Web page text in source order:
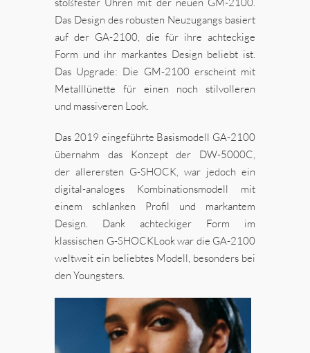
Das Design des robusten Neuzugangs basiert
auf der GA-2100, die für ihre achteckige
Form und ihr markantes Design beliebt ist.
Das Upgrade: Die GM-2100 erscheint mit
Metalllünette für einen noch stilvolleren
und massiveren Look.
Das 2019 eingeführte Basismodell GA-2100
übernahm das Konzept der DW-5000C,
der allerersten G-SHOCK, war jedoch ein
digital-analoges Kombinationsmodell mit
einem schlanken Profil und markantem
Design. Dank achteckiger Form im
klassischen G-SHOCKLook war die GA-2100
weltweit ein beliebtes Modell, besonders bei
den Youngsters.